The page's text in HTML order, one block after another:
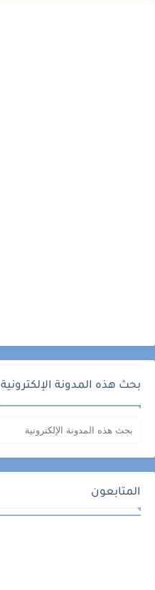
بحث هذه المدونة الإلكترونية
المتابعون